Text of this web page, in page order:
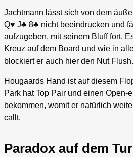
Jachtmann lässt sich von dem
Q♥ J♣ 8♣ nicht beeindrucken und
aufzugeben, mit seinem Bluff fort.
Kreuz auf dem Board und wie in
blockiert er auch hier den Nut Flush.
Hougaards Hand ist auf diesem
Park hat Top Pair und einen Open-
bekommen, womit er natürlich
callt.
Paradox auf dem